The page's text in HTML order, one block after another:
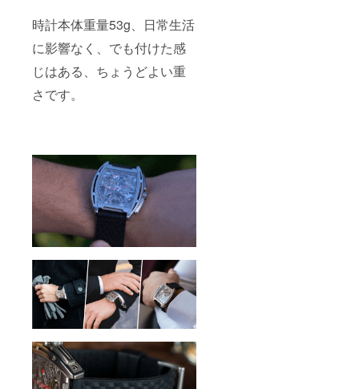
時計本体重量53g、日常生活
に影響なく、でも付けた感
じはある、ちょうどよい重
さです。